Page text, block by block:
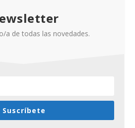
a de todas las novedades.
Suscríbete